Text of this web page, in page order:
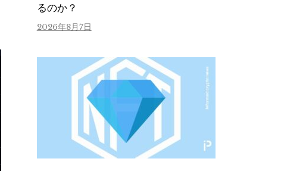
るのか？
2026年8月7日